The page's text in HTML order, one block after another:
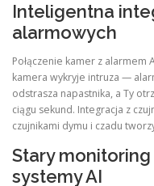
Inteligentna
alarmowych
Połączenie kamer z alarmem
kamera wykryje intruza —
odstrasza napastnika, a Ty
ciągu sekund. Integracja z
czujnikami dymu i czadu
Stary
systemy AI